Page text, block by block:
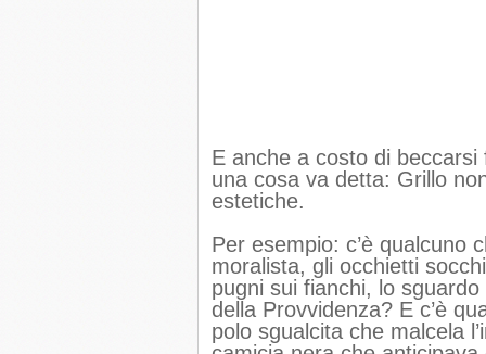
E anche a costo di
una cosa va detta: Grillo
estetiche.
Per esempio: c’è qualcuno
moralista, gli occhietti
pugni sui fianchi, lo
della Provvidenza? E c’è
polo sgualcita che malcela